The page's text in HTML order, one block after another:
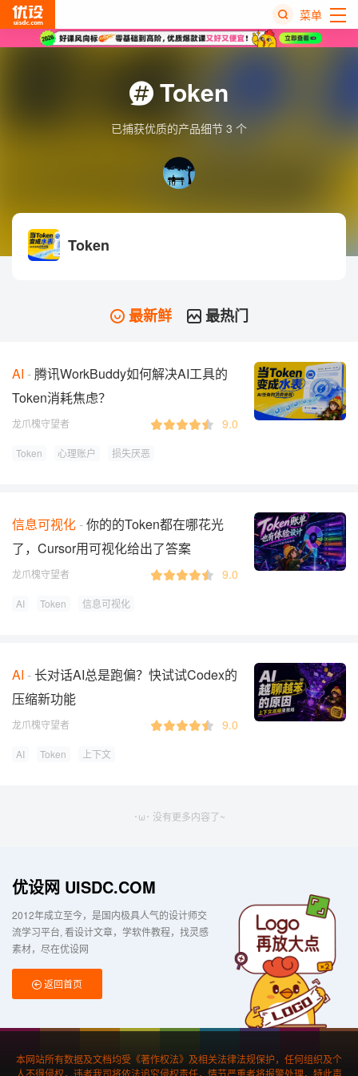
菜单
Token
已捕获优质的产品细节 3 个
Token
最新鲜 最热门
AI
腾讯WorkBuddy如何解决AI工具的
Token消耗焦虑？
龙爪槐守望者 9.0
Token 心理账户 损失厌恶
信息可视化 你的的Token都在哪花光
了，Cursor用可视化给出了答案
龙爪槐守望者 9.0
AI Token 信息可视化
AI
长对话AI总是跑偏？快试试Codex的
压缩新功能
龙爪槐守望者 9.0
AI Token 上下文
･ω･ 没有更多内容了~
优设网 UISDC.COM
2012年成立至今，是国内极具人气的设计师交
流学习平台 看设计文章，学软件教程，找灵感
素材，尽在优设网
返回首页
本网站所有数据及文档均受《著作权法》及相关法律法规保护，任何组织及个
人不得侵权，违者我司将依法追究侵权责任，情节严重者将报警处理，特此声